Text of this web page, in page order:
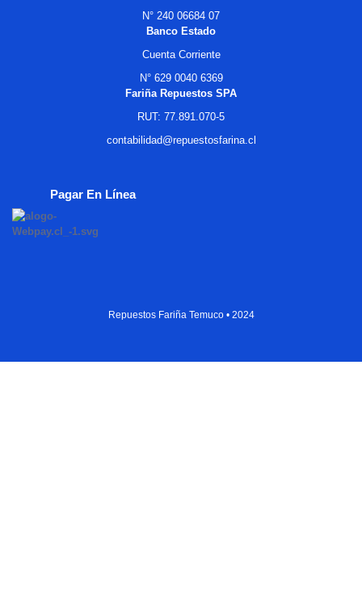
N° 240 06684 07
Banco Estado
Cuenta Corriente
N° 629 0040 6369
Fariña Repuestos SPA
RUT: 77.891.070-5
contabilidad@repuestosfarina.cl
Pagar En Línea
Repuestos Fariña Temuco • 2024